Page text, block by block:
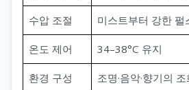
수압 조절 미스트부터 강한 펄
온도 제어 34–38°C 유지
환경 구성 조명·음악·향기의